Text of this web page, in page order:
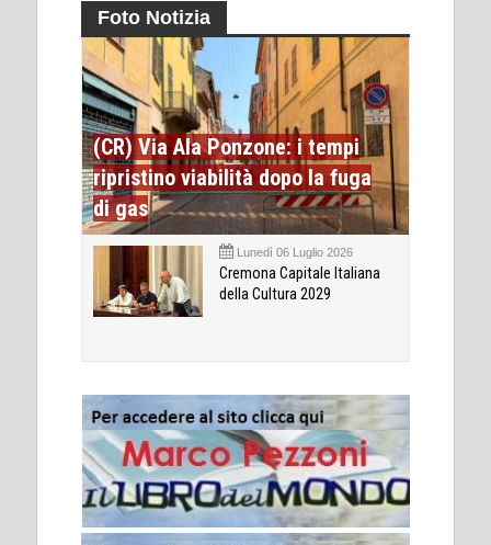
Foto Notizia
(CR) Via Ala Ponzone: i tempi
ripristino viabilità dopo la fuga
di gas
Lunedì 06 Luglio 2026
Cremona Capitale Italiana
della Cultura 2029